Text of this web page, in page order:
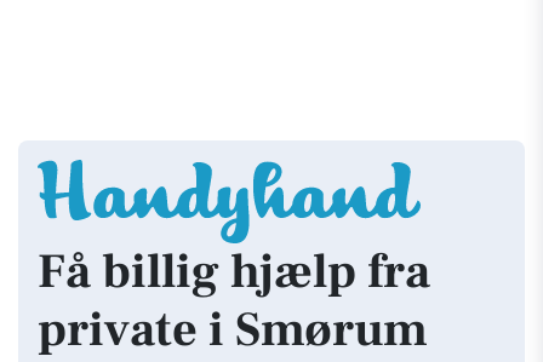
Få billig hjælp fra
private i Smørum